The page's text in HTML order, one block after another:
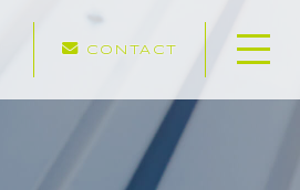
CONTACT